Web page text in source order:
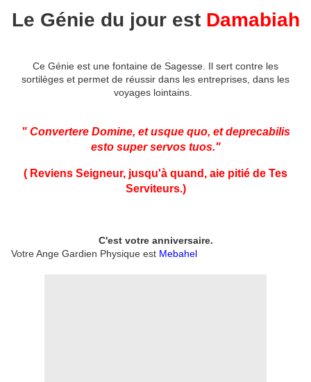
Le Génie du jour est Damabiah
Ce Génie est une fontaine de Sagesse. Il sert contre les
sortilèges et permet de réussir dans les entreprises, dans les
voyages lointains.
" Convertere Domine, et usque quo, et deprecabilis
esto super servos tuos."
( Reviens Seigneur, jusqu'à quand, aie pitié de Tes
Serviteurs.)
C'est votre anniversaire.
Votre Ange Gardien Physique est Mebahel